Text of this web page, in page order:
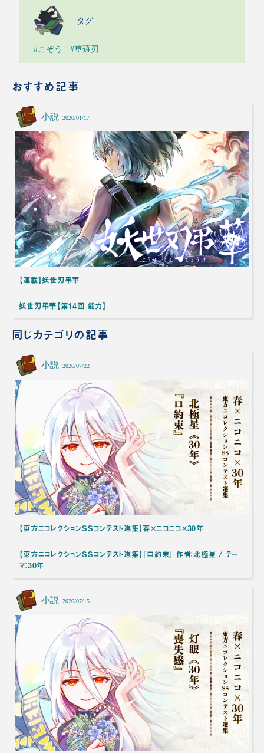
タグ
#こぞう #草薙刃
おすすめ記事
小説 2020/01/17
【連載】妖世刃弔華
妖世刃弔華【第14回 能力】
同じカテゴリの記事
小説 2026/07/22
【東方ニコレクションSSコンテスト選集】春×ニコニコ×30年
【東方ニコレクションSSコンテスト選集】『口約束』 作者：北極星 / テー
マ：30年
小説 2026/07/15